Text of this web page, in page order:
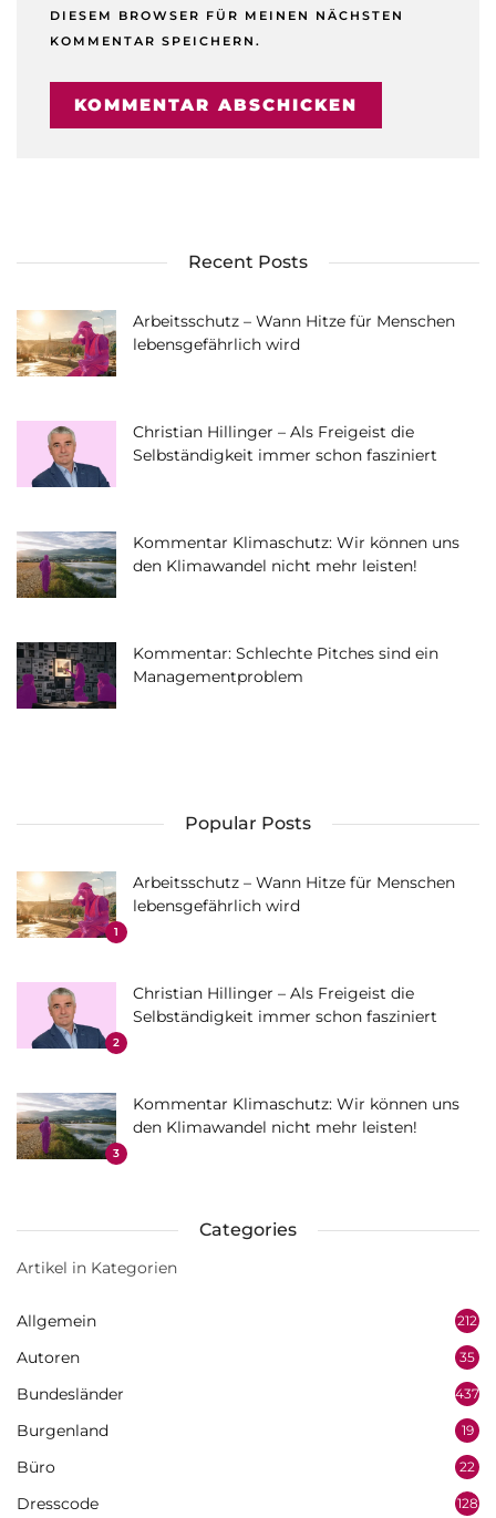
DIESEM BROWSER FÜR MEINEN NÄCHSTEN
KOMMENTAR SPEICHERN.
Recent Posts
Arbeitsschutz – Wann Hitze für Menschen
lebensgefährlich wird
Christian Hillinger – Als Freigeist die
Selbständigkeit immer schon fasziniert
Kommentar Klimaschutz: Wir können uns
den Klimawandel nicht mehr leisten!
Kommentar: Schlechte Pitches sind ein
Managementproblem
Popular Posts
1
Arbeitsschutz – Wann Hitze für Menschen
lebensgefährlich wird
2
Christian Hillinger – Als Freigeist die
Selbständigkeit immer schon fasziniert
3
Kommentar Klimaschutz: Wir können uns
den Klimawandel nicht mehr leisten!
Categories
Artikel in Kategorien
Allgemein 212
Autoren 35
Bundesländer 437
Burgenland 19
Büro 22
Dresscode 128